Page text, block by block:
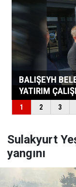
Sulakyurt
yangını